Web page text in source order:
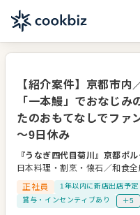
【紹介案件】京都市内
「一本鰻」でおなじ
たのおもてなしでファ
～9日休み
『うなぎ四代目菊川』京都ポ
日本料理・割烹・懐石／和食全
正社員
1年以内に新店出店予定
賞与・インセンティブあり
＋5